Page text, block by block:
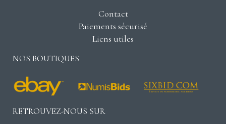
Contact
Paiements sécurisé
Liens utiles
NOS BOUTIQUES
RETROUVEZ-NOUS SUR